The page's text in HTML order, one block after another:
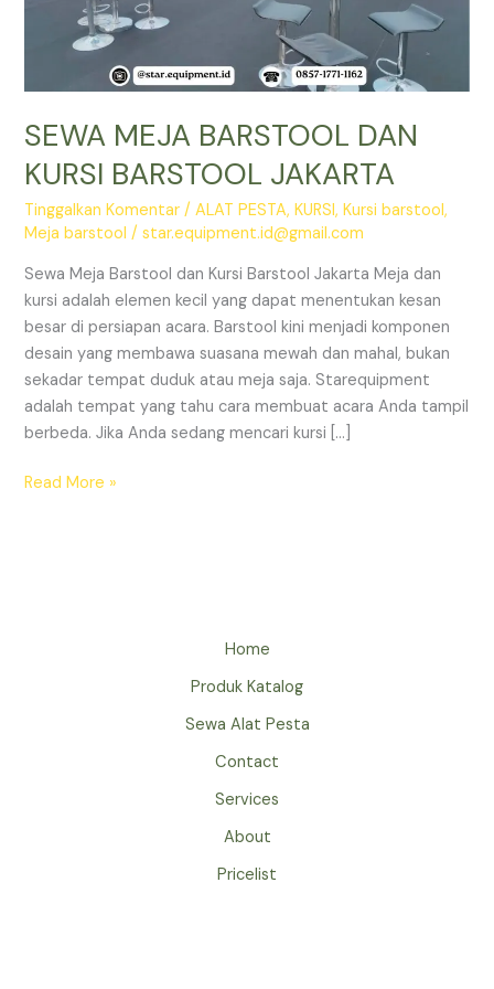
SEWA MEJA BARSTOOL DAN
KURSI BARSTOOL JAKARTA
Tinggalkan Komentar /ALAT PESTA,KURSI,Kursi barstool,
Meja barstool /star.equipment.id@gmail.com
Sewa Meja Barstool dan Kursi Barstool Jakarta Meja dan
kursi adalah elemen kecil yang dapat menentukan kesan
besar di persiapan acara. Barstool kini menjadi komponen
desain yang membawa suasana mewah dan mahal, bukan
sekadar tempat duduk atau meja saja. Starequipment
adalah tempat yang tahu cara membuat acara Anda tampil
berbeda. Jika Anda sedang mencari kursi […]
SEWA
Read More »
Home
Produk Katalog
Sewa Alat Pesta
Contact
Services
About
Pricelist